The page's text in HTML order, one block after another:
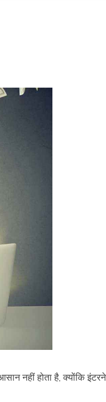
नहीं होता है, क्योंकि